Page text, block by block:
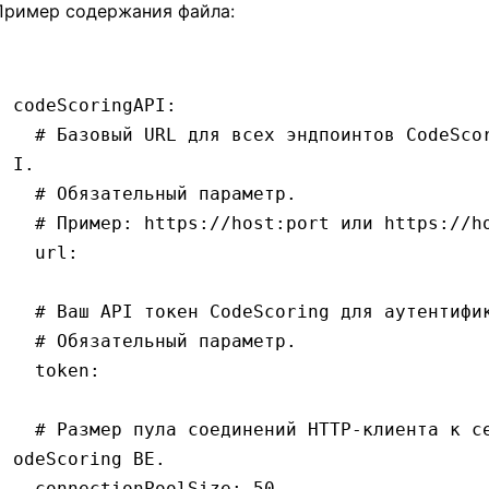
содержания файла:
codeScoringAPI :
I.
  # Обязательный параметр.
# Пример: https://host:port или https://
  url
:
# Ваш API токен CodeScoring для
  # Обязательный параметр.
  token
:
odeScoring BE.